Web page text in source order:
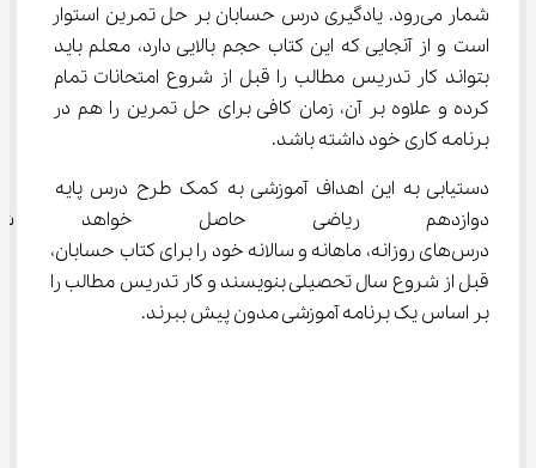
شمار می‌رود.‌ یادگیری درس حسابان بر حل تمرین استوار
است و از آنجایی که این کتاب حجم بالایی دارد، معلم باید
بتواند کار تدریس مطالب را قبل از شروع امتحانات تمام
کرده و علاوه بر آن، زمان کافی برای حل تمرین را هم در
برنامه کاری خود داشته باشد.
دستیابی به این اهداف آموزشی به کمک طرح درس پایه
دوازدهم ریاضی حاصل خواهد
درس‌های روزانه، ماهانه و سالانه خود را برای کتاب حسابان،
قبل از شروع سال تحصیلی بنویسند و کار تدریس مطالب را
بر اساس یک برنامه آموزشی مدون پیش ببرند.